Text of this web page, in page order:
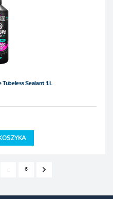
Tubeless Sealant 1L
6